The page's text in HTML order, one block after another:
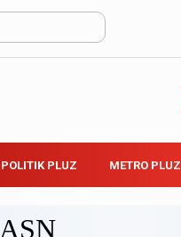
POLITIK PLUZ METRO PLUZ
ASN